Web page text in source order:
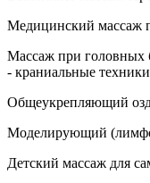
Медицинский массаж
Массаж при головных
- краниальные
Общеукрепляющий
Моделирующий
Детский массаж для